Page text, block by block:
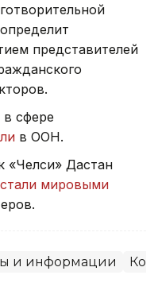
представителей
сфере
в ООН.
«Челси» Дастан
стали мировыми
и информации